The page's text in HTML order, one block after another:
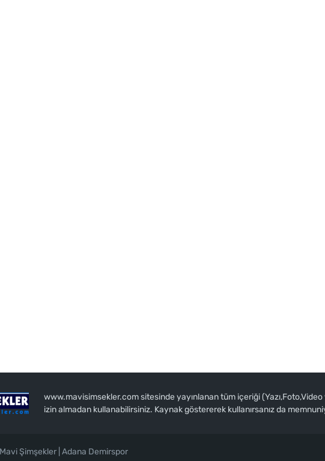
www.mavisimsekler.com sitesinde yayınlanan tüm içeriği
izin almadan kullanabilirsiniz. Kaynak göstererek kullanırsanız da
Şimşekler | Adana Demirspor